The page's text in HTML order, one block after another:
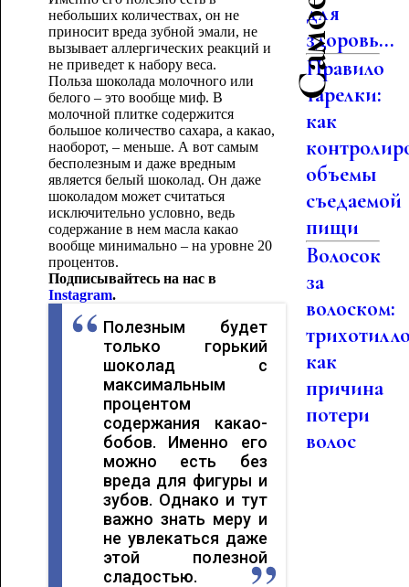
небольших количествах, он не
приносит вреда зубной эмали, не
вызывает аллергических реакций и
не приведет к набору веса.
Польза шоколада молочного или
белого – это вообще миф. В
молочной плитке содержится
большое количество сахара, а какао,
наоборот, – меньше. А вот самым
бесполезным и даже вредным
является белый шоколад. Он даже
шоколадом может считаться
исключительно условно, ведь
содержание в нем масла какао
вообще минимально – на уровне 20
процентов.
Подписывайтесь на нас в
Instagram.
Полезным будет
только горький
шоколад с
максимальным
процентом
содержания какао-
бобов. Именно его
можно есть без
вреда для фигуры и
зубов. Однако и тут
важно знать меру и
не увлекаться даже
этой полезной
сладостью.
для
здоровь...
Правило
тарелки:
как
объемы
съедаемой
пищи
Волосок
за
волоском:
как
причина
потери
волос